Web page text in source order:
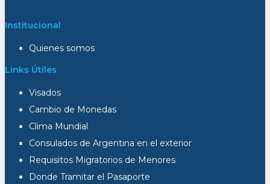
Institucional
Quienes somos
Links Útiles
Visados
Cambio de Monedas
Clima Mundial
Consulados de Argentina en el exterior
Requisitos Migratorios de Menores
Donde Tramitar el Pasaporte